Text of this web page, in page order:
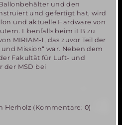
und den
und gefertigt hat, wird
und aktuelle Hardware von
Ebenfalls beim iLB zu
MIRIAM-1, das zuvor Teil der
Mission“ war. Neben dem
Fakultät für Luft- und
der MSD bei
Herholz (Kommentare: 0)